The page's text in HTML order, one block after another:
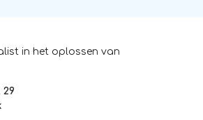
in het oplossen van